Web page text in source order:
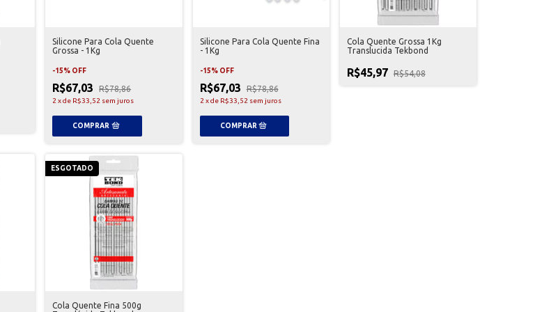
Silicone Para Cola Quente
Grossa - 1Kg
-15% OFF
R$67,03 R$78,86
2 xde R$33,52 sem juros
Silicone Para Cola Quente Fina
- 1Kg
-15% OFF
R$67,03 R$78,86
2 xde R$33,52 sem juros
Cola Quente Grossa 1Kg
Translucida Tekbond
R$45,97 R$54,08
ESGOTADO
Cola Quente Fina 500g